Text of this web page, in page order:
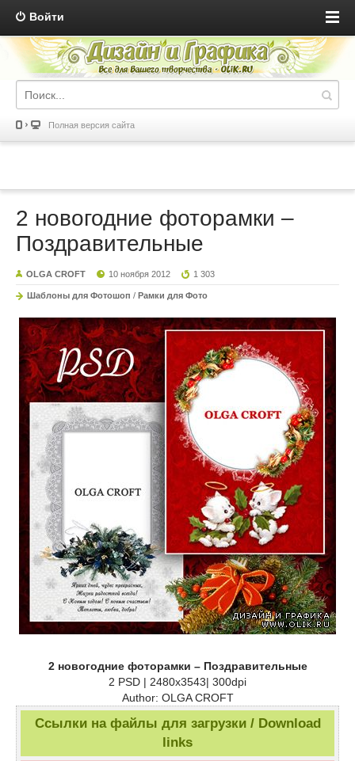
Войти
Полная версия сайта
2 новогодние фоторамки –
Поздравительные
OLGA CROFT 10 ноября 2012 1 303
Шаблоны для Фотошоп / Рамки для Фото
2 новогодние фоторамки – Поздравительные
2 PSD | 2480х3543| 300dpi
Author: OLGA CROFT
Ссылки на файлы для загрузки / Download
links